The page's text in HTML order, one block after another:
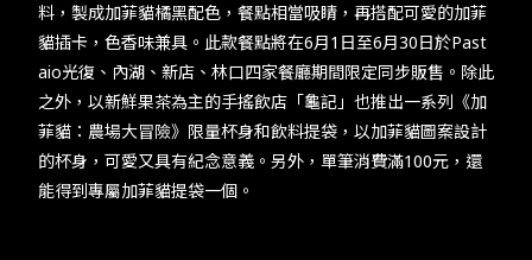
料，製成加菲貓橘黑配色，餐點相當吸睛，再搭配可愛的加菲
貓插卡，色香味兼具。此款餐點將在6月1日至6月30日於Past
aio光復、內湖、新店、林口四家餐廳期間限定同步販售。除此
之外，以新鮮果茶為主的手搖飲店「龜記」也推出一系列《加
菲貓：農場大冒險》限量杯身和飲料提袋，以加菲貓圖案設計
的杯身，可愛又具有紀念意義。另外，單筆消費滿100元，還
能得到專屬加菲貓提袋一個。